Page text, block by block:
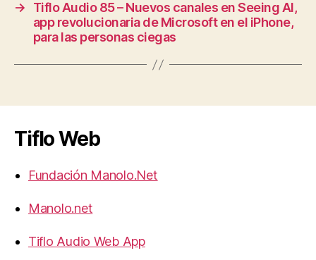
→
Tiflo Audio 85 – Nuevos canales en Seeing AI,
app revolucionaria de Microsoft en el iPhone,
para las personas ciegas
Tiflo Web
Fundación Manolo.Net
Manolo.net
Tiflo Audio Web App